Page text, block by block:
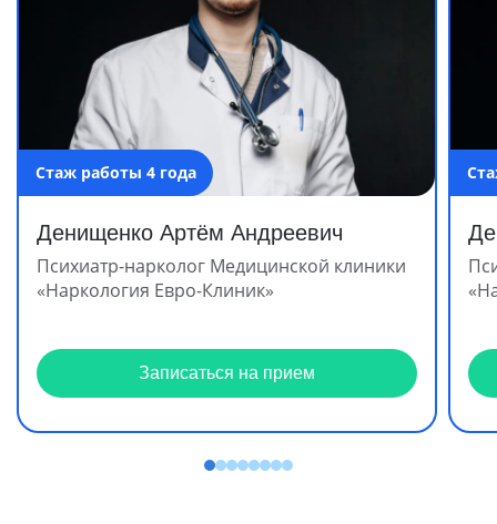
Стаж работы 4 года
Денищенко Артём Андреевич
Психиатр-нарколог Медицинской клиники
«Наркология Евро-Клиник»
Записаться на прием